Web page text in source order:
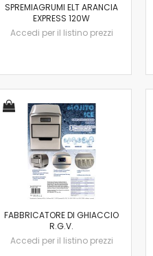
SPREMIAGRUMI ELT ARANCIA
EXPRESS 120W
Accedi per il listino prezzi
FABBRICATORE DI GHIACCIO
R.G.V.
Accedi per il listino prezzi